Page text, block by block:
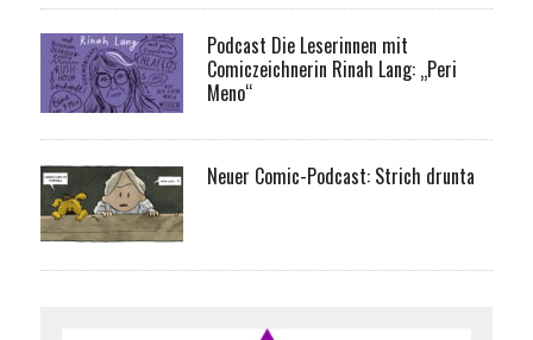
Podcast Die Leserinnen mit
Comiczeichnerin Rinah Lang: „Peri
Meno“
Neuer Comic-Podcast: Strich drunta